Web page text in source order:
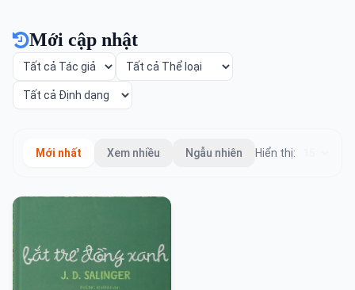
Mới cập nhật
Mới nhất Xem nhiều Ngẫu nhiên Hiển thị: